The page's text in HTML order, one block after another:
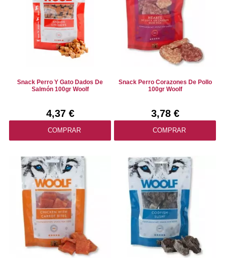
Snack Perro Y Gato Dados De
Salmón 100gr Woolf
4,37 €
COMPRAR
Snack Perro Corazones De Pollo
100gr Woolf
3,78 €
COMPRAR